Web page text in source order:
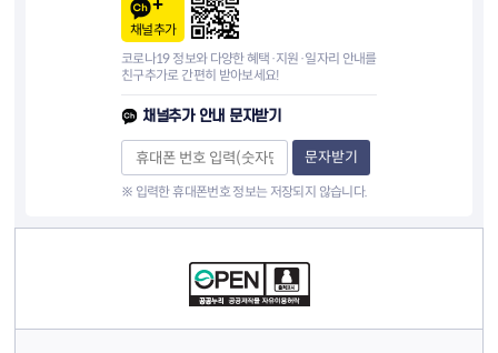
채널추가
코로나19 정보와 다양한 혜택·지원·일자리 안내를
친구추가로 간편히 받아보세요!
채널추가 안내 문자받기
문자받기
※ 입력한 휴대폰번호 정보는 저장되지 않습니다.